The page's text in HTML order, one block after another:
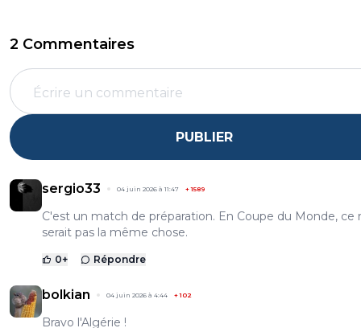
2 Commentaires
PUBLIER
sergio33 04 juin 2026 à 11:47 +1589
C'est un match de préparation. En Coupe du Monde, ce
serait pas la même chose.
0+ Répondre
bolkian 04 juin 2026 à 4:44 +102
Bravo l'Algérie !